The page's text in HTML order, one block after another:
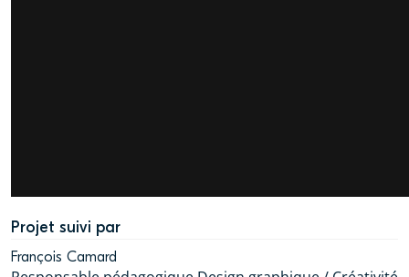
Projet suivi par
François Camard